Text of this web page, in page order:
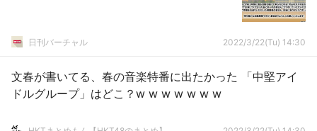
日刊バーチャル 2022/3/22(Tu) 14:30
文春が書いてる、春の音楽特番に出たかった 「中堅アイ
ドルグループ」はどこ？w w w w w w w